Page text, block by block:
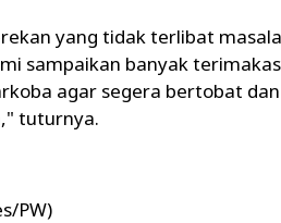
yang tidak terlibat
sampaikan banyak
agar segera bertobat
tuturnya.
PW)